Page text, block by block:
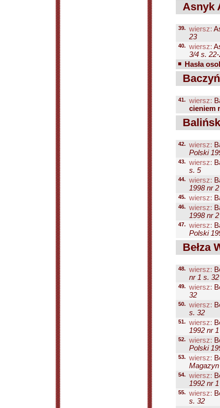
Asnyk
39. wiersz:
23
40. wiersz:
3/4 s.
Hasła
41. wiersz:
cieniem
42. wiersz:
Polski
43. wiersz:
s. 5
44. wiersz:
1998 nr
45. wiersz:
46. wiersz:
1998 nr
47. wiersz:
Polski
Bełza
48. wiersz:
nr 1 s. 32
49. wiersz:
32
50. wiersz:
s. 32
51. wiersz:
1992 nr
52. wiersz:
Polski
53. wiersz:
54. wiersz:
1992 nr
55. wiersz:
s. 32